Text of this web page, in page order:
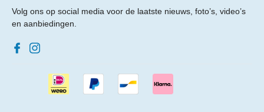
Volg ons op social media voor de laatste nieuws, foto’s, video’s
en aanbiedingen.